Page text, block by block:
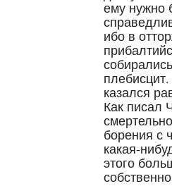
ему нужно
ибо в
казался
Как писал
борения с
какая-
этого